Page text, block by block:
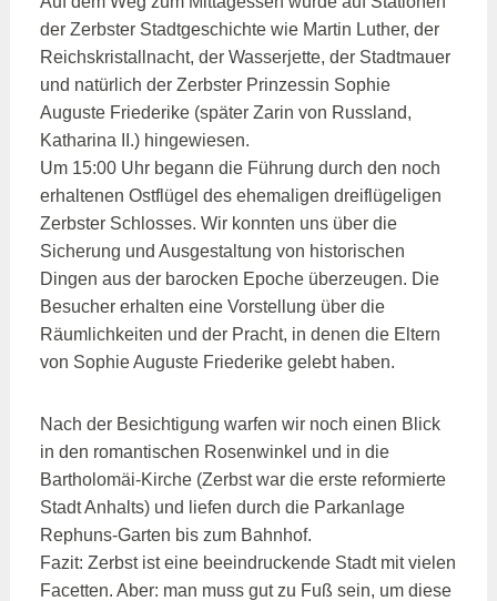
der Zerbster Stadtgeschichte wie Martin Luther, der
Reichskristallnacht, der Wasserjette, der Stadtmauer
und natürlich der Zerbster Prinzessin Sophie
Auguste Friederike (später Zarin von Russland,
Katharina II.) hingewiesen.
Um 15:00 Uhr begann die Führung durch den noch
erhaltenen Ostflügel des ehemaligen dreiflügeligen
Zerbster Schlosses. Wir konnten uns über die
Sicherung und Ausgestaltung von historischen
Dingen aus der barocken Epoche überzeugen. Die
Besucher erhalten eine Vorstellung über die
Räumlichkeiten und der Pracht, in denen die Eltern
von Sophie Auguste Friederike gelebt haben.
Nach der Besichtigung warfen wir noch einen Blick
in den romantischen Rosenwinkel und in die
Bartholomäi-Kirche (Zerbst war die erste reformierte
Stadt Anhalts) und liefen durch die Parkanlage
Rephuns-Garten bis zum Bahnhof.
Fazit: Zerbst ist eine beeindruckende Stadt mit vielen
Facetten. Aber: man muss gut zu Fuß sein, um diese